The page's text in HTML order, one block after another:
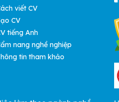
viết CV
CV
tiếng Anh
nang nghề nghiệp
tin tham khảo